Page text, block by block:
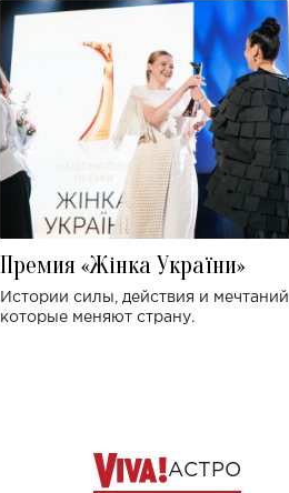
Премия «Жінка України»
Истории силы, действия и мечтаний,
которые меняют страну.
АСТРО